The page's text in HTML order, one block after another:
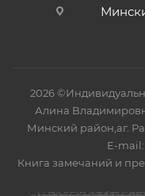
2026
Алина
Минский район,аг.
E-
Книга замечаний и